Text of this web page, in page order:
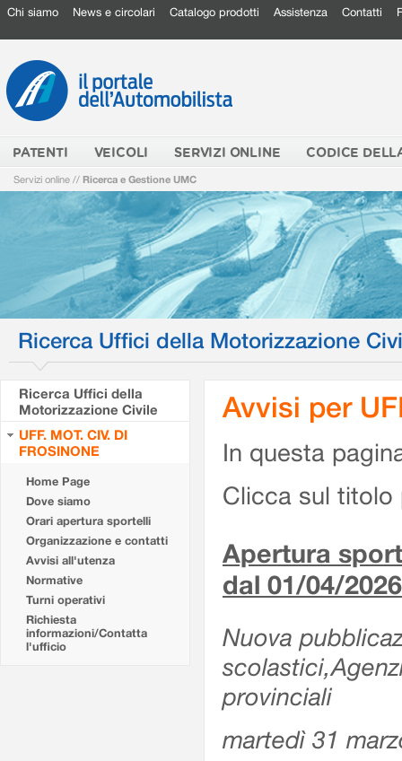
Chi siamo News e circolari Catalogo prodotti Assistenza Contatti
PATENTI VEICOLI SERVIZI ONLINE CODICE
Servizi online // Ricerca e Gestione UMC
Ricerca Uffici della Motorizzazione
Ricerca Uffici della
Motorizzazione Civile
UFF. MOT. CIV. DI
FROSINONE
Home Page
Dove siamo
Orari apertura sportelli
Organizzazione e contatti
Avvisi all'utenza
Normative
Turni operativi
Richiesta
informazioni/Contatta
l'ufficio
Avvisi per
In questa
Clicca sul titolo
Apertura
dal 01/04/2026
Nuova
provinciali
martedì 31